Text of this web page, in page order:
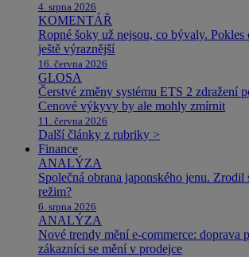
4. srpna 2026
KOMENTÁŘ
Ropné šoky už nejsou, co bývaly. Pokles
ještě výraznější
16. června 2026
GLOSA
Čerstvé změny systému ETS 2 zdražení
Cenové výkyvy by ale mohly zmírnit
11. června 2026
Další články z rubriky >
Finance
ANALÝZA
Společná obrana japonského jenu.
režim?
6. srpna 2026
ANALÝZA
Nové trendy mění e-commerce: doprava
zákazníci se mění v prodejce